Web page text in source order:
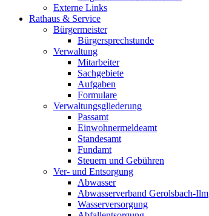
Externe Links
Rathaus & Service
Bürgermeister
Bürgersprechstunde
Verwaltung
Mitarbeiter
Sachgebiete
Aufgaben
Formulare
Verwaltungsgliederung
Passamt
Einwohnermeldeamt
Standesamt
Fundamt
Steuern und Gebühren
Ver- und Entsorgung
Abwasser
Abwasserverband Gerolsbach-Ilm
Wasserversorgung